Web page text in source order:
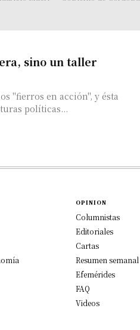
sino un taller
"fierros en acción", y ésta
políticas...
OPINION
Columnistas
Editoriales
Cartas
Resumen semanal
Efemérides
FAQ
Videos